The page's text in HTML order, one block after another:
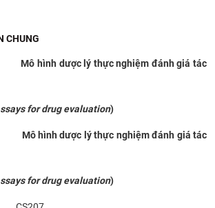
NGHỆ
CHUNG
Mô hình dược lý thực nghiệm đánh giá tác
for drug evaluation)
Mô hình dược lý thực nghiệm đánh giá tác
for drug evaluation)